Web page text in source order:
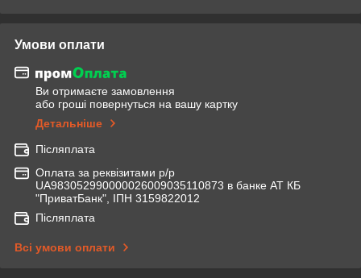
Умови оплати
Ви отримаєте замовлення
або гроші повернуться на вашу картку
Детальніше
Післяплата
Оплата за реквізитами р/р
UA983052990000026009035110873 в банке АТ КБ
"ПриватБанк", ІПН 3159822012
Післяплата
Всі умови оплати